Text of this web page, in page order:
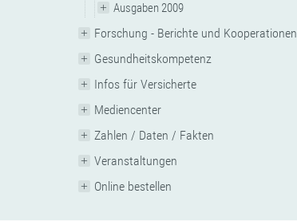
Ausgaben 2009
Forschung - Berichte und Kooperationen
Gesundheitskompetenz
Infos für Versicherte
Mediencenter
Zahlen / Daten / Fakten
Veranstaltungen
Online bestellen